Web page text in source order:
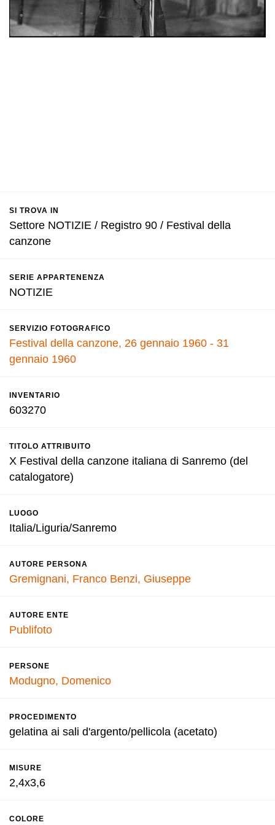
SI TROVA IN
Settore NOTIZIE / Registro 90 / Festival della
canzone
SERIE APPARTENENZA
NOTIZIE
SERVIZIO FOTOGRAFICO
Festival della canzone, 26 gennaio 1960 - 31
gennaio 1960
INVENTARIO
603270
TITOLO ATTRIBUITO
X Festival della canzone italiana di Sanremo (del
catalogatore)
LUOGO
Italia/Liguria/Sanremo
AUTORE PERSONA
Gremignani, Franco Benzi, Giuseppe
AUTORE ENTE
Publifoto
PERSONE
Modugno, Domenico
PROCEDIMENTO
gelatina ai sali d'argento/pellicola (acetato)
MISURE
2,4x3,6
COLORE